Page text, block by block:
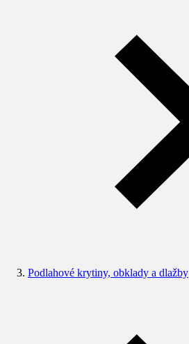
Podlahové krytiny, obklady a dlažby